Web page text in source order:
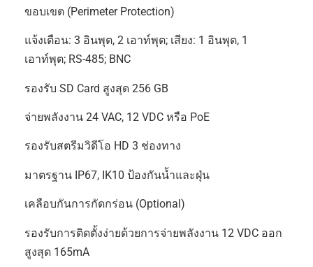
ขอบเขต (Perimeter Protection)
แจ้งเตือน: 3 อินพุต, 2 เอาท์พุต; เสียง: 1 อินพุต, 1
เอาท์พุต; RS-485; BNC
รองรับ SD Card สูงสุด 256 GB
จ่ายพลังงาน 24 VAC, 12 VDC หรือ PoE
รองรับสตรีมวิดีโอ HD 3 ช่องทาง
มาตรฐาน IP67, IK10 ป้องกันน้ำและฝุ่น
เคลือบกันการกัดกร่อน (Optional)
รองรับการติดตั้งง่ายด้วยการจ่ายพลังงาน 12 VDC ออก
สูงสุด 165mA